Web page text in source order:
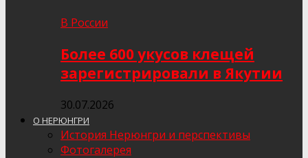
В России
Более 600 укусов клещей
зарегистрировали в Якутии
30.07.2026
О НЕРЮНГРИ
История Нерюнгри и перспективы
Фотогалерея